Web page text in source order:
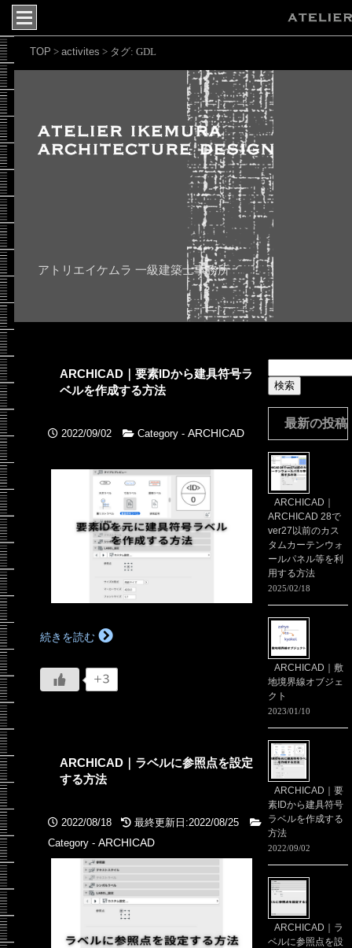
TOP > activites > タグ: GDL
アトリエイケムラ 一級建築士事務所
ARCHICAD｜要素IDから建具符号ラ
ベルを作成する方法
2022/09/02 Category - ARCHICAD
続きを読む
+3
ARCHICAD｜ラベルに参照点を設定
する方法
2022/08/18
最終更新日:2022/08/25
Category - ARCHICAD
索:
最新の投稿
ARCHICAD｜
ARCHICAD 28で
ver27以前のカス
タムカーテンウォ
ールパネル等を利
用する方法
2025/02/18
ARCHICAD｜敷
地境界線オブジェ
クト
2023/01/10
ARCHICAD｜要
素IDから建具符号
ラベルを作成する
方法
2022/09/02
ARCHICAD｜ラ
ベルに参照点を設